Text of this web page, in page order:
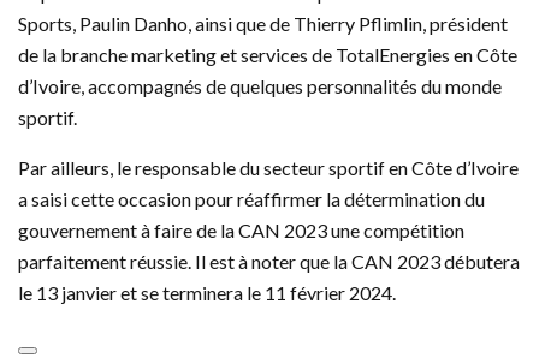
Sports, Paulin Danho, ainsi que de Thierry Pflimlin, président
de la branche marketing et services de TotalEnergies en Côte
d’Ivoire, accompagnés de quelques personnalités du monde
sportif.
Par ailleurs, le responsable du secteur sportif en Côte d’Ivoire
a saisi cette occasion pour réaffirmer la détermination du
gouvernement à faire de la CAN 2023 une compétition
parfaitement réussie. Il est à noter que la CAN 2023 débutera
le 13 janvier et se terminera le 11 février 2024.